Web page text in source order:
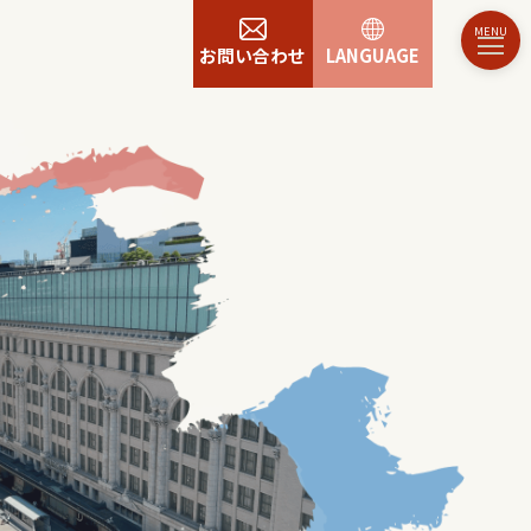
お問い合わせ LANGUAGE